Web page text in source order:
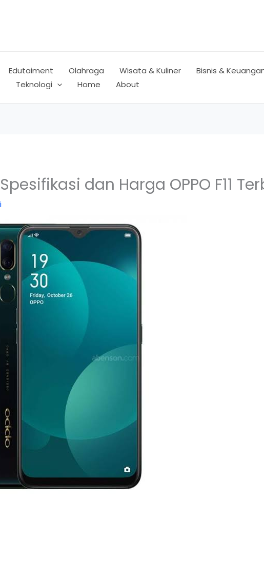
Edutaiment Olahraga Wisata & Kuliner Bisnis &
Teknologi Home About
dan Harga OPPO F11